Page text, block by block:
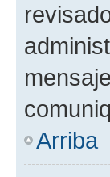
Arriba